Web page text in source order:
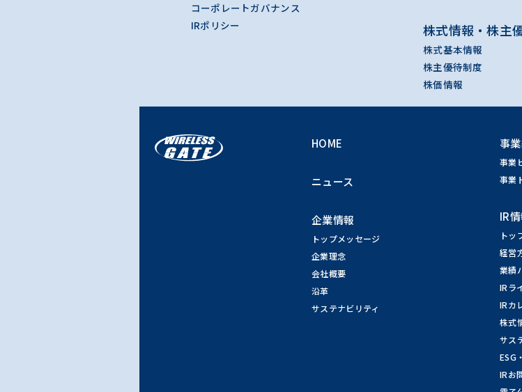
コーポレートガバナンス
IRポリシー
株式情報・株主
株式基本情報
株主優待制度
株価情報
HOME
ニュース
企業情報
トップメッセージ
企業理念
会社概要
沿革
サステナビリティ
事
事業
事業
IR
トッ
経営
業績
IRラ
IRカ
株式
サス
ESG
IRお